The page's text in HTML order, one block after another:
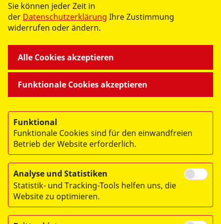
RV VORPOMMERN-GREIFSWALD E.V.
LANDESWEITE PROJEKTE
Sie können jeder Zeit in
der Datenschutzerklärung Ihre Zustimmung
widerrufen oder ändern.
Funktionale Cookies akzeptieren
Alle Cookies akzeptieren
Funktional
Funktionale Cookies sind für den einwandfreien
Betrieb der Website erforderlich.
Analyse und Statistiken
Statistik- und Tracking-Tools helfen uns, die
Website zu optimieren.